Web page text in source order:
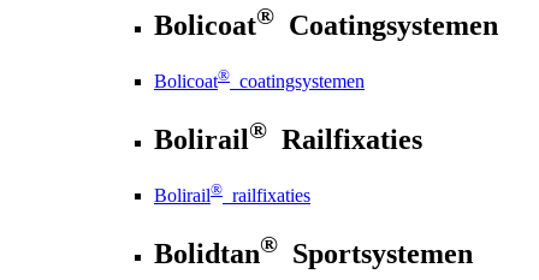
Bolicoat® Coatingsystemen
Bolicoat® coatingsystemen
Bolirail® Railfixaties
Bolirail® railfixaties
Bolidtan® Sportsystemen